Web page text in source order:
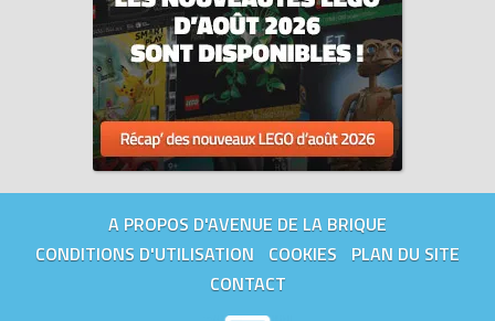
A PROPOS D'AVENUE DE LA BRIQUE
CONDITIONS D'UTILISATION
COOKIES
PLAN DU SITE
CONTACT